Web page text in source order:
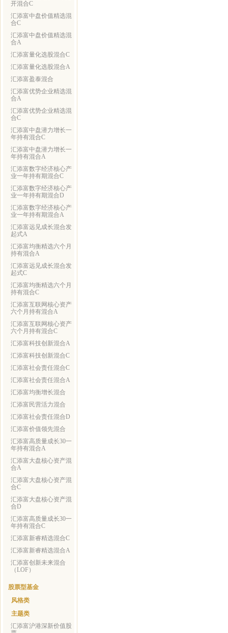
开混合C
汇添富中盘价值精选混
合C
汇添富中盘价值精选混
合A
汇添富量化选股混合C
汇添富量化选股混合A
汇添富盈泰混合
汇添富优势企业精选混
合A
汇添富优势企业精选混
合C
汇添富中盘潜力增长一
年持有混合C
汇添富中盘潜力增长一
年持有混合A
汇添富数字经济核心产
业一年持有期混合C
汇添富数字经济核心产
业一年持有期混合D
汇添富数字经济核心产
业一年持有期混合A
汇添富远见成长混合发
起式A
汇添富均衡精选六个月
持有混合A
汇添富远见成长混合发
起式C
汇添富均衡精选六个月
持有混合C
汇添富互联网核心资产
六个月持有混合A
汇添富互联网核心资产
六个月持有混合C
汇添富科技创新混合A
汇添富科技创新混合C
汇添富社会责任混合C
汇添富社会责任混合A
汇添富均衡增长混合
汇添富民营活力混合
汇添富社会责任混合D
汇添富价值领先混合
汇添富高质量成长30一
年持有混合A
汇添富大盘核心资产混
合A
汇添富大盘核心资产混
合C
汇添富大盘核心资产混
合D
汇添富高质量成长30一
年持有混合C
汇添富新睿精选混合C
汇添富新睿精选混合A
汇添富创新未来混合
（LOF）
股票型基金
风格类
主题类
汇添富沪港深新价值股